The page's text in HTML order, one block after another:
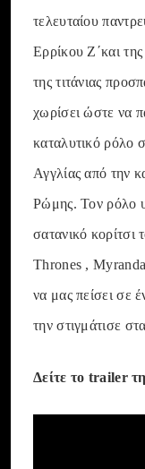
τελευταίου
Ερρίκου Ζ΄και
της τιτάνιας
χωρίσει ώστε να
καταλυτικό ρόλο
Αγγλίας από την
Ρώμης. Τον ρόλο
σατανικό
Thrones ,
να μας πείσει σε
την στιγμάτισε
Δείτε το trailer